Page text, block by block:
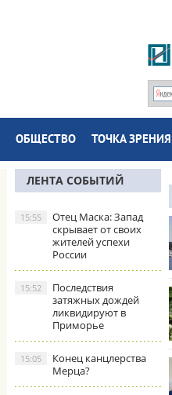
ОБЩЕСТВО ТОЧКА ЗРЕНИЯ
ЛЕНТА СОБЫТИЙ
Отец Маска: Запад
скрывает от своих
жителей успехи
России
15:55
Последствия
затяжных дождей
ликвидируют в
Приморье
15:52
Конец канцлерства
Мерца?
15:05